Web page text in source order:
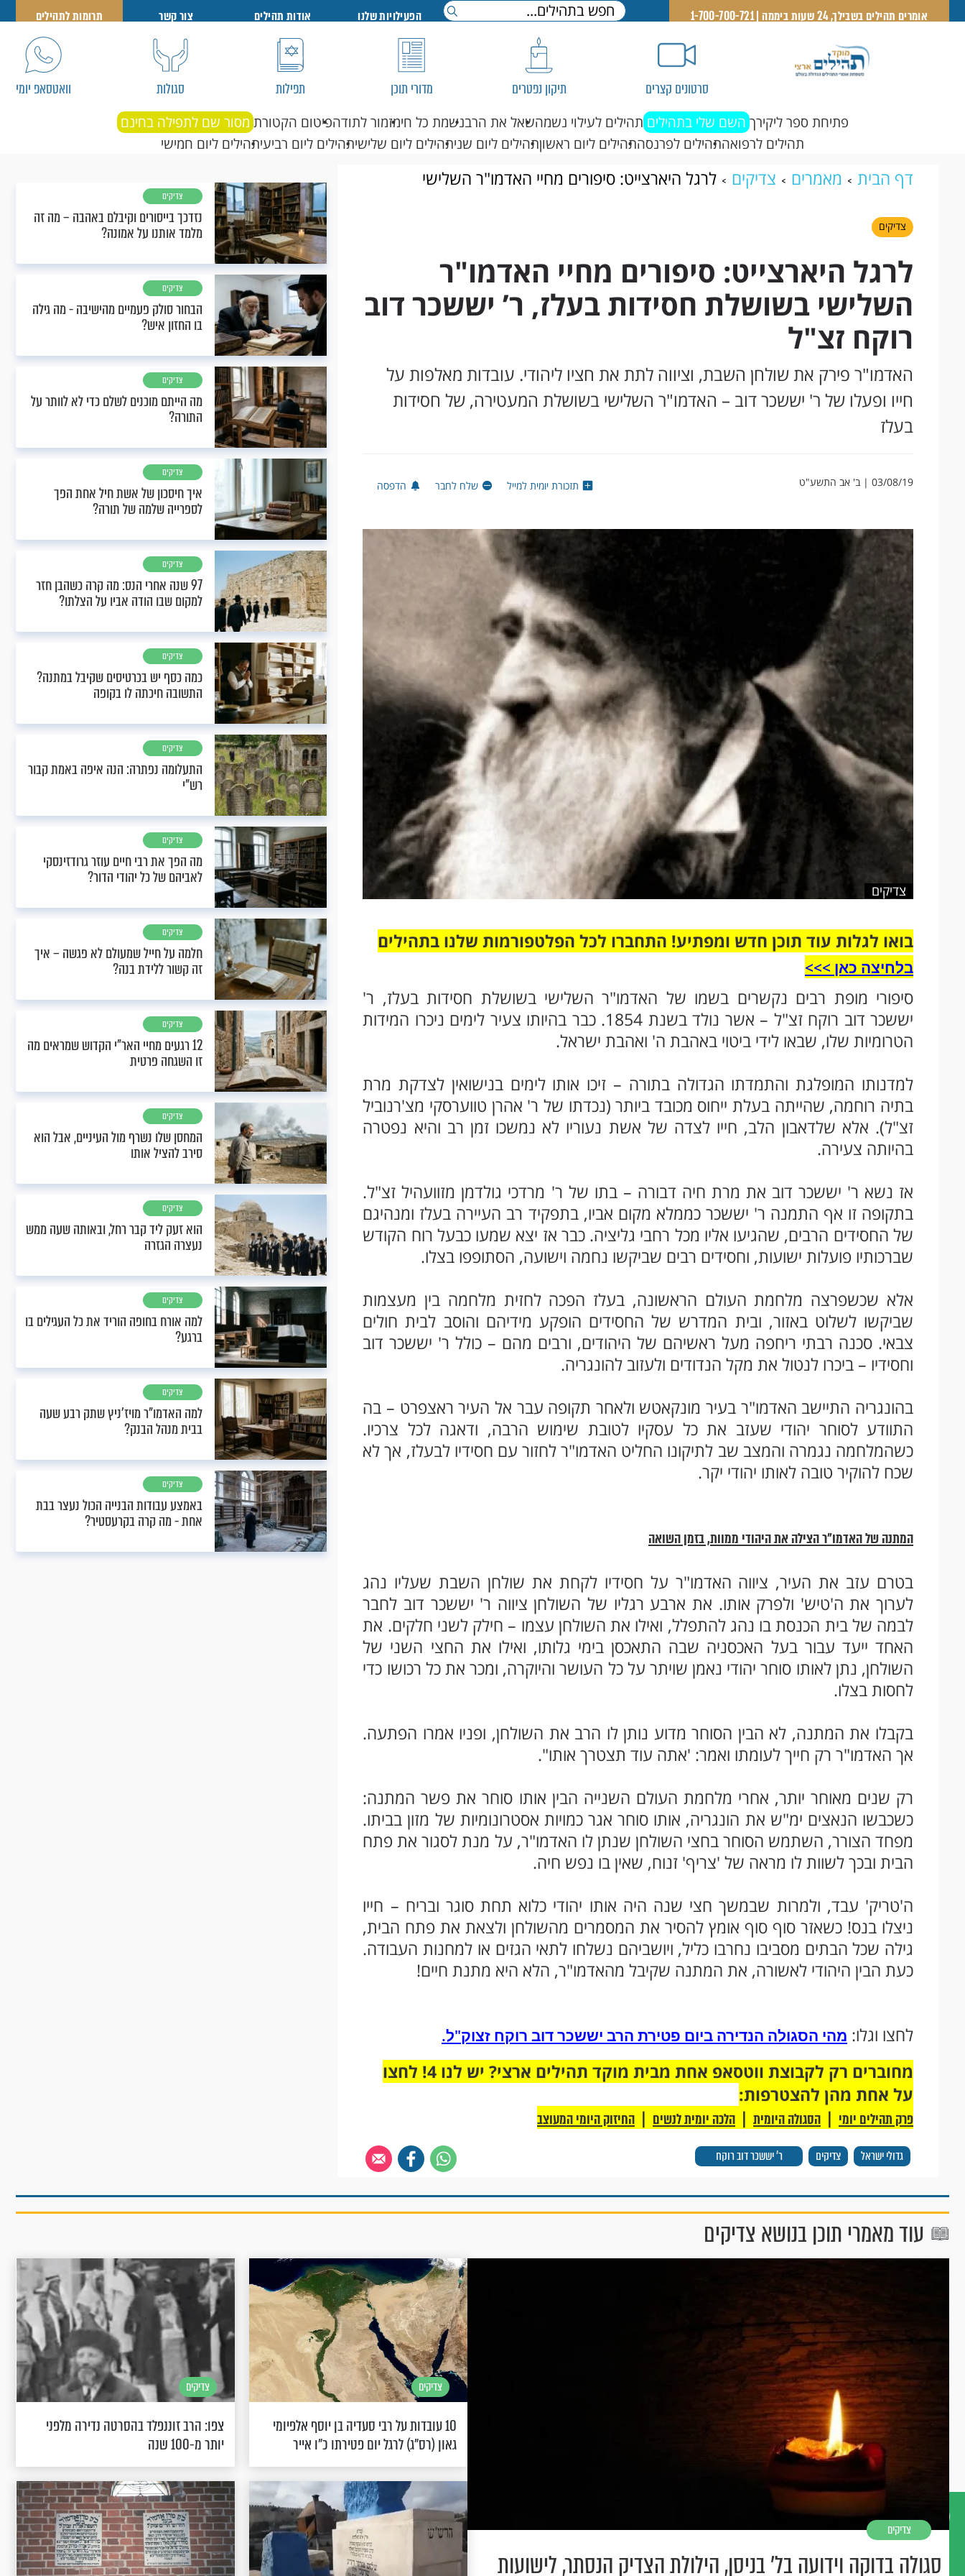
איתנו
אומרים תהילים בשבילך, 24 שעות ביממה | 1-700-700-721 הפעילויות שלנו אודות תהילים צור קשר תרומות לתהילים
סרטונים קצרים תיקון נפטרים מדורי תוכן תפילות סגולות וואטסאפ יומי
פתיחת ספר ליקירך השם שלי בתהילים תהילים לעילוי נשמהשאל את הרבנשמת כל חימזמור לתודהפיטום הקטורת מסור שם לתפילה בחינם
תהילים לרפואהתהילים לפרנסהתהילים ליום ראשוןתהילים ליום שניתהילים ליום שלישיתהילים ליום רביעיתהילים ליום חמישי
דף הבית מאמרים צדיקים
לרגל היארצייט: סיפורים מחיי האדמו"ר השלישי
בשושלת חסידות בעלז, ר’ יששכר דוב רוקח זצ"ל
צדיקים
לרגל היארצייט: סיפורים מחיי האדמו"ר
השלישי בשושלת חסידות בעלז, ר’ יששכר דוב
רוקח זצ"ל
האדמו"ר פירק את שולחן השבת, וציווה לתת את חציו ליהודי. עובדות מאלפות על
חייו ופעלו של ר' יששכר דוב – האדמו"ר השלישי בשושלת המעטירה, של חסידות
בעלז
03/08/19 | ב' אב התשע"ט תזכורת יומית למייל שלח לחבר הדפסה
צדיקים
בואו לגלות עוד תוכן חדש ומפתיע! התחברו לכל הפלטפורמות שלנו בתהילים
בלחיצה כאן >>>​
סיפורי מופת רבים נקשרים בשמו של האדמו"ר השלישי בשושלת חסידות בעלז, ר'
יששכר דוב רוקח זצ"ל – אשר נולד בשנת 1854. כבר בהיותו צעיר לימים ניכרו המידות
הטרומיות שלו, שבאו לידי ביטוי באהבת ה' ואהבת ישראל.
למדנותו המופלגת והתמדתו הגדולה בתורה – זיכו אותו לימים בנישואין לצדקת מרת
בתיה רוחמה, שהייתה בעלת ייחוס מכובד ביותר (נכדתו של ר' אהרן טווערסקי מצ'רנוביל
זצ"ל). אלא שלדאבון הלב, חייו לצדה של אשת נעוריו לא נמשכו זמן רב והיא נפטרה
בהיותה צעירה.
אז נשא ר' יששכר דוב את מרת חיה דבורה – בתו של ר' מרדכי גולדמן מזוועהיל זצ"ל.
בתקופה זו אף התמנה ר' יששכר כממלא מקום אביו, בתפקיד רב העיירה בעלז ומנהיגם
של החסידים הרבים, שהגיעו אליו מכל רחבי גליציה. כבר אז יצא שמעו כבעל רוח הקודש
שברכותיו פועלות ישועות, וחסידים רבים שביקשו נחמה וישועה, הסתופפו בצלו.
אלא שכשפרצה מלחמת העולם הראשונה, בעלז הפכה לחזית מלחמה בין מעצמות
שביקשו לשלוט באזור, ובית המדרש של החסידים הופקע מידיהם והוסב לבית חולים
צבאי. סכנה רבתי ריחפה מעל ראשיהם של היהודים, ורבים מהם – כולל ר' יששכר דוב
וחסידיו – ביכרו לנטול את מקל הנדודים ולעזוב להונגריה.
בהונגריה התיישב האדמו"ר בעיר מונקאטש ולאחר תקופה עבר אל העיר ראצפרט – בה
התוודע לסוחר יהודי שעזב את כל עסקיו לטובת שימוש הרבה, ודאגה לכל צרכיו.
כשהמלחמה נגמרה והמצב שב לתיקונו החליט האדמו"ר לחזור עם חסידיו לבעלז, אך לא
שכח להוקיר טובה לאותו יהודי יקר.
המתנה של האדמו"ר הצילה את היהודי ממוות, בזמן השואה
בטרם עזב את העיר, ציווה האדמו"ר על חסידיו לקחת את שולחן השבת שעליו נהג
לערוך את ה'טיש' ולפרק אותו. את ארבע רגליו של השולחן ציווה ר' יששכר דוב לחבר
לבמה של בית הכנסת בו נהג להתפלל, ואילו את השולחן עצמו – חילק לשני חלקים. את
האחד ייעד עבור בעל האכסניה שבה התאכסן בימי גלותו, ואילו את החצי השני של
השולחן, נתן לאותו סוחר יהודי נאמן שויתר על כל העושר והיוקרה, ומכר את כל רכושו כדי
לחסות בצלו.
בקבלו את המתנה, לא הבין הסוחר מדוע נותן לו הרב את השולחן, ופניו אמרו הפתעה.
אך האדמו"ר רק חייך לעומתו ואמר: 'אתה עוד תצטרך אותו".
רק שנים מאוחר יותר, אחרי מלחמת העולם השנייה הבין אותו סוחר את פשר המתנה:
כשכבשו הנאצים ימ"ש את הונגריה, אותו סוחר אגר כמויות אסטרונומיות של מזון בביתו.
מפחד הצורר, השתמש הסוחר בחצי השולחן שנתן לו האדמו"ר, על מנת לסגור את פתח
הבית ובכך לשוות לו מראה של 'צריף' זנוח, שאין בו נפש חיה.
ה'טריק' עבד, ולמרות שבמשך חצי שנה היה אותו יהודי כלוא תחת סוגר ובריח – חייו
ניצלו בנס! כשאזר סוף סוף אומץ להסיר את המסמרים מהשולחן ולצאת את פתח הבית,
גילה שכל הבתים מסביבו נחרבו כליל, ויושביהם נשלחו לתאי הגזים או למחנות העבודה.
כעת הבין היהודי לאשורה, את המתנה שקיבל מהאדמו"ר, הלא היא מתנת חיים!
לחצו וגלו: מהי הסגולה הנדירה ביום פטירת הרב יששכר דוב רוקח זצוק"ל.
גדולי ישראל צדיקים ר' יששכר דוב רוקח
מחוברים רק לקבוצת ווטסאפ אחת מבית מוקד תהילים ארצי? יש לנו 4! לחצו
על אחת מהן להצטרפות:
פרק תהילים יומי | הסגולה היומית | הלכה יומית לנשים | החיזוק היומי המעוצב
צדיקים
נזדכך בייסורים וקיבלם באהבה – מה זה
מלמד אותנו על אמונה?
צדיקים
הבחור סולק פעמיים מהישיבה - מה גילה
בו החזון איש?
צדיקים
מה הייתם מוכנים לשלם כדי לא לוותר על
התורה?
צדיקים
איך חיסכון של אשת חיל אחת הפך
לספרייה שלמה של תורה?
צדיקים
97 שנה אחרי הנס: מה קרה כשהבן חזר
למקום שבו הודה אביו על הצלתו?
צדיקים
כמה כסף יש בכרטיסים שקיבל במתנה?
התשובה חיכתה לו בקופה
צדיקים
התעלומה נפתרה: הנה איפה באמת קבור
רש"י
צדיקים
מה הפך את רבי חיים עוזר גרודזינסקי
לאביהם של כל יהודי הדור?
צדיקים
חלמה על חייל שמעולם לא פגשה – איך
זה קשור ללידת בנה?
צדיקים
12 רגעים מחיי האר"י הקדוש שמראים מה
זו השגחה פרטית
צדיקים
המחסן שלו נשרף מול העיניים, אבל הוא
סירב להציל אותו
צדיקים
הוא זעק ליד קבר רחל, ובאותה שעה ממש
נעצרה הגזרה
צדיקים
למה אורח בחופה הוריד את כל העגילים בו
ברגע?
צדיקים
למה האדמו"ר מויז'ניץ שתק רבע שעה
בבית מנהל הבנק?
צדיקים
באמצע עבודות הבנייה הכול נעצר בבת
אחת - מה קרה בקרעסטיר?
עוד מאמרי תוכן בנושא צדיקים
צדיקים
סגולה בדוקה וידועה בל' בניסן, הילולת הצדיק הנסתר, לישועות
צדיקים
10 עובדות על רבי סעדיה בן יוסף אלפיומי
גאון (רס"ג) לרגל יום פטירתו כ"ו אייר
צדיקים
צפו: הרב זוננפלד בהסרטה נדירה מלפני
יותר מ-100 שנה